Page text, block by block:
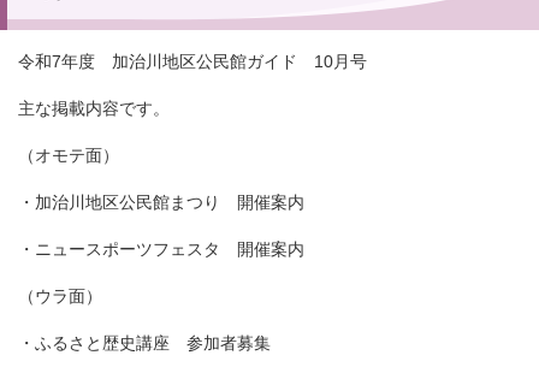
令和7年度 加治川地区公民館ガイド 10月号
主な掲載内容です。
（オモテ面）
・加治川地区公民館まつり 開催案内
・ニュースポーツフェスタ 開催案内
（ウラ面）
・ふるさと歴史講座 参加者募集